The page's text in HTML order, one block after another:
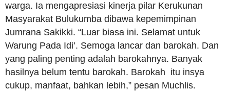
warga. Ia mengapresiasi kinerja pilar Kerukunan
Masyarakat Bulukumba dibawa kepemimpinan
Jumrana Sakikki. “Luar biasa ini. Selamat untuk
Warung Pada Idi’. Semoga lancar dan barokah. Dan
yang paling penting adalah barokahnya. Banyak
hasilnya belum tentu barokah. Barokah itu insya
cukup, manfaat, bahkan lebih,” pesan Muchlis.